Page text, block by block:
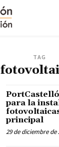
TAG
para la
principal
29 de diciembre de